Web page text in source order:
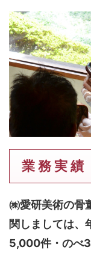
業 務 実 績
㈱愛研美術の骨
関しましては、
5,000件・のべ